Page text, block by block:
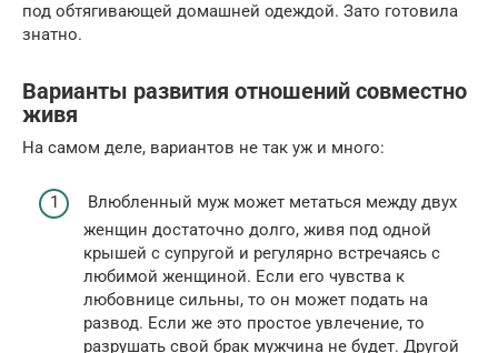
под обтягивающей домашней одеждой. Зато готовила
знатно.
Варианты развития отношений совместно
живя
На самом деле, вариантов не так уж и много:
Влюбленный муж может метаться между двух
женщин достаточно долго, живя под одной
крышей с супругой и регулярно встречаясь с
любимой женщиной. Если его чувства к
любовнице сильны, то он может подать на
развод. Если же это простое увлечение, то
разрушать свой брак мужчина не будет. Другой